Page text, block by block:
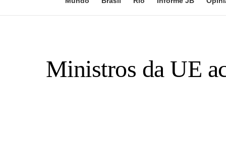
Ministros da UE